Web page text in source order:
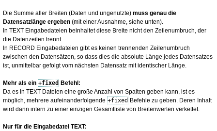
Die Summe aller Breiten (Daten und ungenutzte) muss genau die
Datensatzlänge ergeben (mit einer Ausnahme, siehe unten).
In TEXT Eingabedateien beinhaltet diese Breite nicht den Zeilenumbruch, der
die Datenzeilen trennt.
In RECORD Eingabedateien gibt es keinen trennenden Zeilenumbruch
zwischen den Datensätzen, so dass dies die absolute Länge jedes Datensatzes
ist, unmittelbar gefolgt vom nächsten Datensatz mit identischer Länge.
Mehr als ein +fixed Befehl:
Da es in TEXT Dateien eine große Anzahl von Spalten geben kann, ist es
möglich, mehrere aufeinanderfolgende +fixed Befehle zu geben. Deren Inhalt
wird dann intern zu einer einzigen Gesamtliste von Breitenwerten verkettet.
Nur für die Eingabedatei TEXT: